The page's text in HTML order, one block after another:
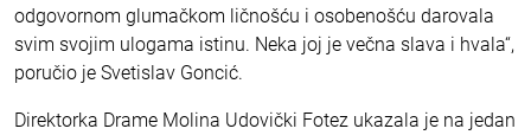
odgovornom glumačkom ličnošću i osobenošću darovala
svim svojim ulogama istinu. Neka joj je večna slava i hvala“,
poručio je Svetislav Goncić.
Direktorka Drame Molina Udovički Fotez ukazala je na jedan